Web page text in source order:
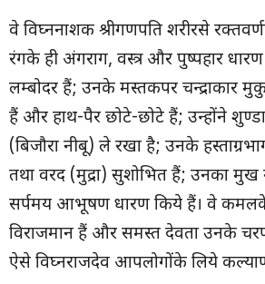
वे विघ्ननाशक श्रीगणपति शरीरसे
रंगके ही अंगराग, वस्त्र और पुष्पहार
लम्बोदर हैं; उनके मस्तकपर चन्द्राकार
हैं और हाथ-पैर छोटे-छोटे हैं; उन्होंने
(बिजौरा नीबू) ले रखा है; उनके
तथा वरद (मुद्रा) सुशोभित हैं; उनका
सर्पमय आभूषण धारण किये हैं। वे
विराजमान हैं और समस्त देवता उनके
ऐसे विघ्नराजदेव आपलोगोंके लिये